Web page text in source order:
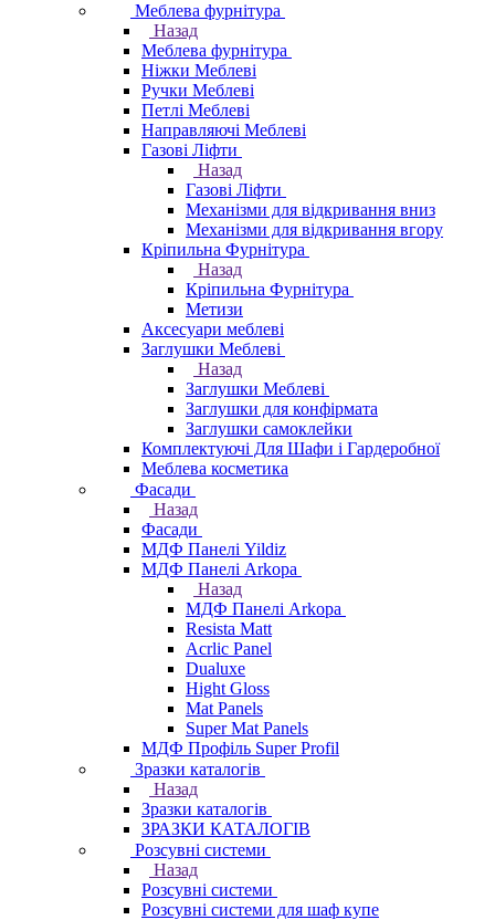
Меблева фурнітура
Назад
Меблева фурнітура
Ніжки Меблеві
Ручки Меблеві
Петлі Меблеві
Направляючі Меблеві
Газові Ліфти
Назад
Газові Ліфти
Механізми для відкривання вниз
Механізми для відкривання вгору
Кріпильна Фурнітура
Назад
Кріпильна Фурнітура
Метизи
Аксесуари меблеві
Заглушки Меблеві
Назад
Заглушки Меблеві
Заглушки для конфірмата
Заглушки самоклейки
Комплектуючі Для Шафи і Гардеробної
Меблева косметика
Фасади
Назад
Фасади
МДФ Панелі Yildiz
МДФ Панелі Arkopa
Назад
МДФ Панелі Arkopa
Resista Matt
Acrlic Panel
Dualuxe
Hight Gloss
Mat Panels
Super Mat Panels
МДФ Профіль Super Profil
Зразки каталогів
Назад
Зразки каталогів
ЗРАЗКИ КАТАЛОГІВ
Розсувні системи
Назад
Розсувні системи
Розсувні системи для шаф купе